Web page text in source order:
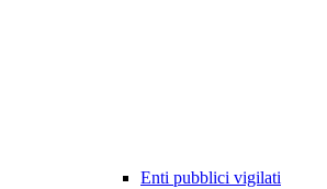
Enti pubblici vigilati